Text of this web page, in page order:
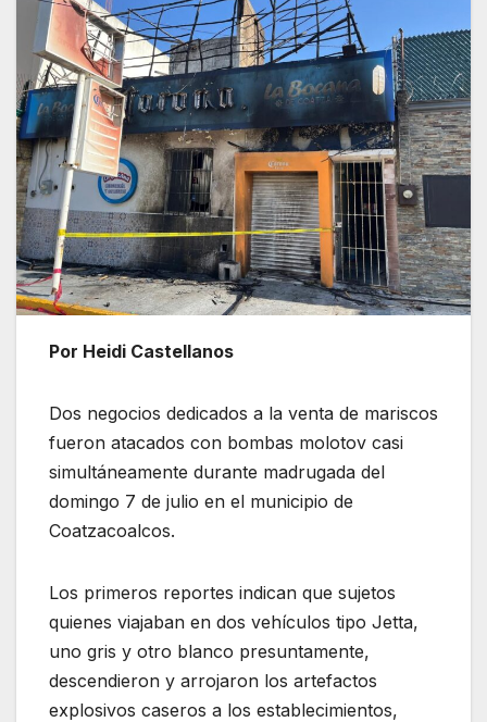
Por Heidi Castellanos
Dos negocios dedicados a la venta de mariscos
fueron atacados con bombas molotov casi
simultáneamente durante madrugada del
domingo 7 de julio en el municipio de
Coatzacoalcos.
Los primeros reportes indican que sujetos
quienes viajaban en dos vehículos tipo Jetta,
uno gris y otro blanco presuntamente,
descendieron y arrojaron los artefactos
explosivos caseros a los establecimientos,